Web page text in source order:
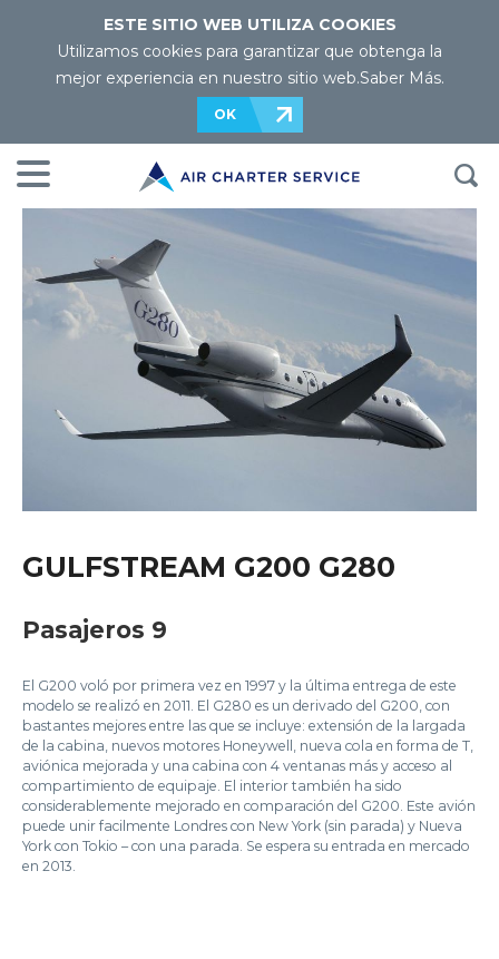
ESTE SITIO WEB UTILIZA COOKIES
Utilizamos cookies para garantizar que obtenga la
mejor experiencia en nuestro sitio web.Saber Más.
OK
GULFSTREAM G200 G280
Pasajeros 9
El G200 voló por primera vez en 1997 y la última entrega de este
modelo se realizó en 2011. El G280 es un derivado del G200, con
bastantes mejores entre las que se incluye: extensión de la largada
de la cabina, nuevos motores Honeywell, nueva cola en forma de T,
aviónica mejorada y una cabina con 4 ventanas más y acceso al
compartimiento de equipaje. El interior también ha sido
considerablemente mejorado en comparación del G200. Este avión
puede unir facilmente Londres con New York (sin parada) y Nueva
York con Tokio – con una parada. Se espera su entrada en mercado
en 2013.